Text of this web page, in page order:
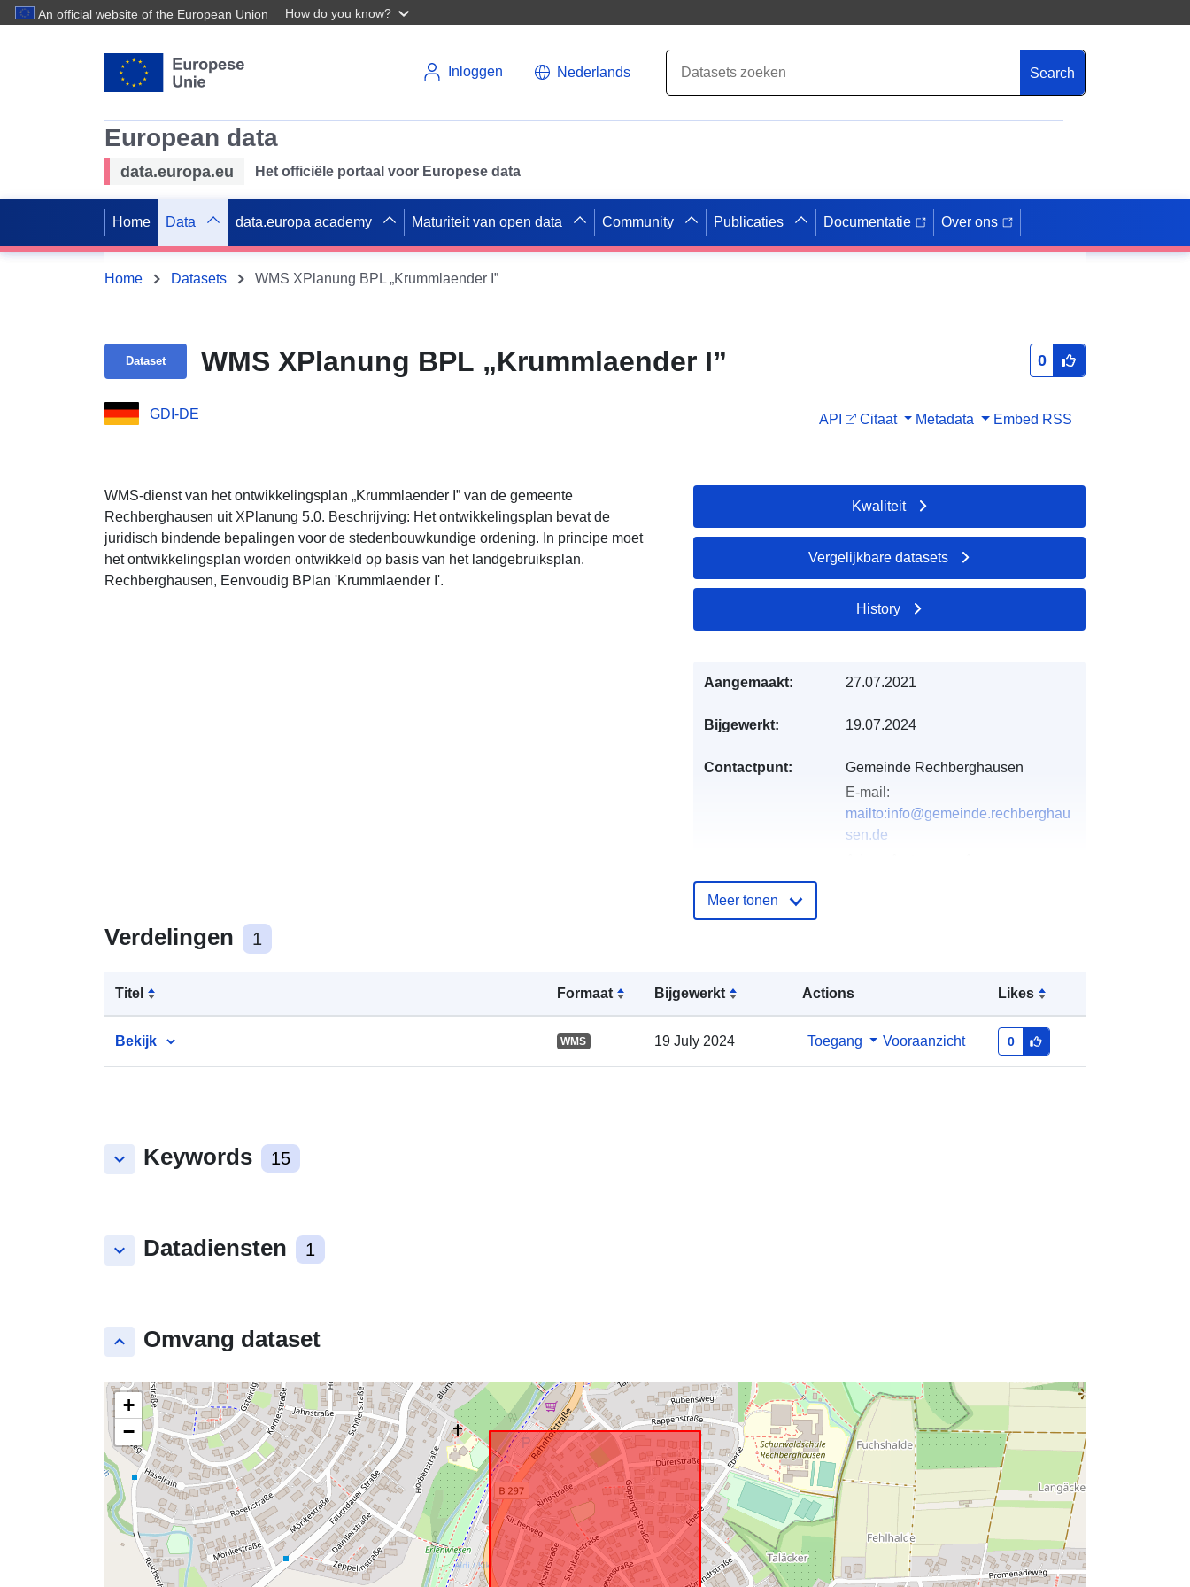
An official website of the European Union How do you know?
Inloggen Nederlands Search
European data
data.europa.eu Het officiële portaal voor Europese data
Home Data data.europa academy Maturiteit van open data Community Publicaties Documentatie Over ons
Home Datasets WMS XPlanung BPL „Krummlaender I”
Dataset WMS XPlanung BPL „Krummlaender I” 0
GDI-DE API Citaat Metadata Embed RSS
WMS-dienst van het ontwikkelingsplan „Krummlaender I” van de gemeente
Rechberghausen uit XPlanung 5.0. Beschrijving: Het ontwikkelingsplan bevat de
juridisch bindende bepalingen voor de stedenbouwkundige ordening. In principe moet
het ontwikkelingsplan worden ontwikkeld op basis van het landgebruiksplan.
Rechberghausen, Eenvoudig BPlan 'Krummlaender I'.
Verdelingen 1
Titel Formaat Bijgewerkt Actions Likes
Bekijk WMS 19 July 2024 Toegang Vooraanzicht 0
keyboard_arrow_down Keywords 15
keyboard_arrow_down Datadiensten 1
keyboard_arrow_up Omvang dataset
+
−
Kwaliteit
Vergelijkbare datasets
History
Aangemaakt: 27.07.2021
Bijgewerkt: 19.07.2024
Contactpunt:
Gemeinde Rechberghausen
E-mail:
mailto:info@gemeinde.rechberghau
sen.de
:
February 2026
Bijgewerkt op data.europa.eu: 04
August 2026
c820441ddea0
Meer tonen